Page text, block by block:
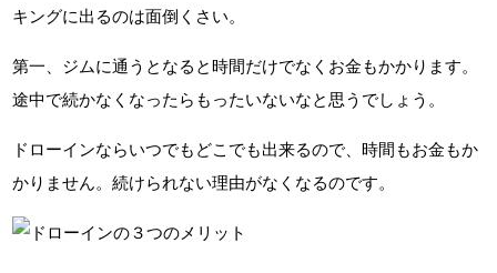
キングに出るのは面倒くさい。
第一、ジムに通うとなると時間だけでなくお金もかかります。
途中で続かなくなったらもったいないなと思うでしょう。
ドローインならいつでもどこでも出来るので、時間もお金もか
かりません。続けられない理由がなくなるのです。